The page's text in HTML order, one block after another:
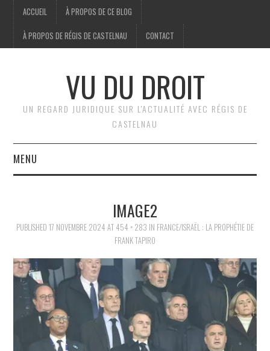
ACCUEIL À PROPOS DE CE BLOG
À PROPOS DE RÉGIS DE CASTELNAU CONTACT
VU DU DROIT
UN REGARD JURIDIQUE SUR L'ACTUALITÉ AVEC RÉGIS DE
CASTELNAU
MENU
POLITIQUE
HISTOIRE
CULTURE
IMAGE2
PUBLISHED 17 NOVEMBRE 2024 AT 454 × 283 IN FRANCE/ISRAËL : LA PROPHÉTIE DE
FRANK TAPIRO